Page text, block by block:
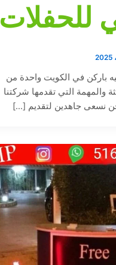
للحفلات
باركن في الكويت واحدة من
والمهمة التي تقدمها شركتنا
نسعى جاهدين لتقديم […]